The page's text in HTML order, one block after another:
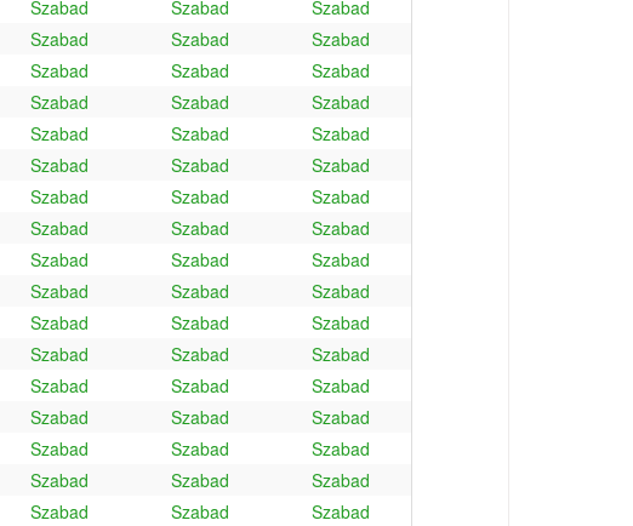
Szabad Szabad
Szabad
Szabad Szabad
Szabad
Szabad Szabad
Szabad
Szabad Szabad
Szabad
Szabad Szabad
Szabad
Szabad Szabad
Szabad
Szabad Szabad
Szabad
Szabad Szabad
Szabad
Szabad Szabad
Szabad
Szabad Szabad
Szabad
Szabad Szabad
Szabad
Szabad Szabad
Szabad
Szabad Szabad
Szabad
Szabad Szabad
Szabad
Szabad Szabad
Szabad
Szabad Szabad
Szabad
Szabad Szabad Szabad